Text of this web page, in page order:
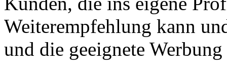
Weiterempfehlung kann
und die geeignete